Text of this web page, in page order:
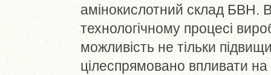
амінокислотний склад БВН.
технологічному процесі
можливість не тільки
цілеспрямовано впливати на